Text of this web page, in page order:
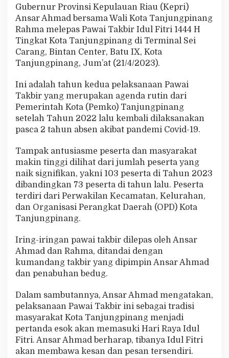
F
t
r
i
s
e
o
t
a
T
n
u
n
g
i
n
a
Gubernur Provinsi Kepulauan Riau (Kepri)
Ansar Ahmad bersama Wali Kota Tanjungpinang
Rahma melepas Pawai Takbir Idul Fitri 1444 H
Tingkat Kota Tanjungpinang di Terminal Sei
Carang, Bintan Center, Batu IX, Kota
Tanjungpinang, Jum’at (21/4/2023).
Ini adalah tahun kedua pelaksanaan Pawai
Takbir yang merupakan agenda rutin dari
Pemerintah Kota (Pemko) Tanjungpinang
setelah Tahun 2022 lalu kembali dilaksanakan
pasca 2 tahun absen akibat pandemi Covid-19.
Tampak antusiasme peserta dan masyarakat
makin tinggi dilihat dari jumlah peserta yang
naik signifikan, yakni 103 peserta di Tahun 2023
dibandingkan 73 peserta di tahun lalu. Peserta
terdiri dari Perwakilan Kecamatan, Kelurahan,
dan Organisasi Perangkat Daerah (OPD) Kota
Tanjungpinang.
Iring-iringan pawai takbir dilepas oleh Ansar
Ahmad dan Rahma, ditandai dengan
kumandang takbir yang dipimpin Ansar Ahmad
dan penabuhan bedug.
Dalam sambutannya, Ansar Ahmad mengatakan,
pelaksanaan Pawai Takbir ini sebagai tradisi
masyarakat Kota Tanjungpinang menjadi
pertanda esok akan memasuki Hari Raya Idul
Fitri. Ansar Ahmad berharap, tibanya Idul Fitri
akan membawa kesan dan pesan tersendiri.